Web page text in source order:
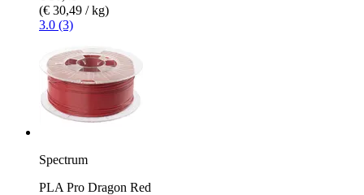
(€ 30,49 / kg)
3.0 (3)
Spectrum
PLA Pro Dragon Red